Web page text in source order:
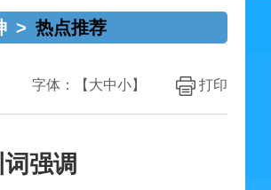
> 热点推荐
打印
字体：【 大中小】
强调